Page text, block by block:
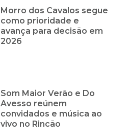
Morro dos Cavalos segue
como prioridade e
avança para decisão em
2026
Som Maior Verão e Do
Avesso reúnem
convidados e música ao
vivo no Rincão